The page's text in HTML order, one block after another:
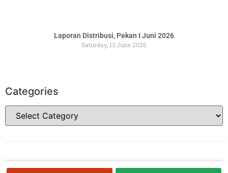
Laporan Distribusi, Pekan I Juni 2026
Saturday, 13 June 2026
Categories